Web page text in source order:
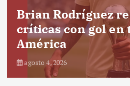
Brian Rodríguez
críticas con gol
América
agosto 4, 2026